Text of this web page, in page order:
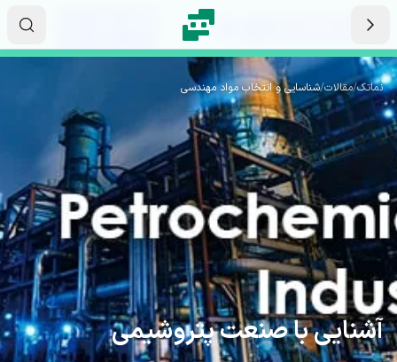
نماتک/مقالات/شناسایی و انتخاب مواد مهندسی
آشنایی با صنعت پتروشیمی